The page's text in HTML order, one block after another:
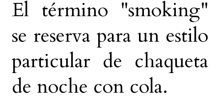
El término "smoking"
se reserva para un estilo
particular de chaqueta
de noche con cola.